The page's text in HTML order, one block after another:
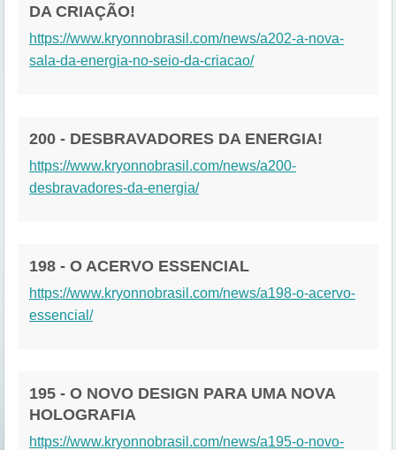
DA CRIAÇÃO!
https://www.kryonnobrasil.com/news/a202-a-nova-
sala-da-energia-no-seio-da-criacao/
200 - DESBRAVADORES DA ENERGIA!
https://www.kryonnobrasil.com/news/a200-
desbravadores-da-energia/
198 - O ACERVO ESSENCIAL
https://www.kryonnobrasil.com/news/a198-o-acervo-
essencial/
195 - O NOVO DESIGN PARA UMA NOVA
HOLOGRAFIA
https://www.kryonnobrasil.com/news/a195-o-novo-